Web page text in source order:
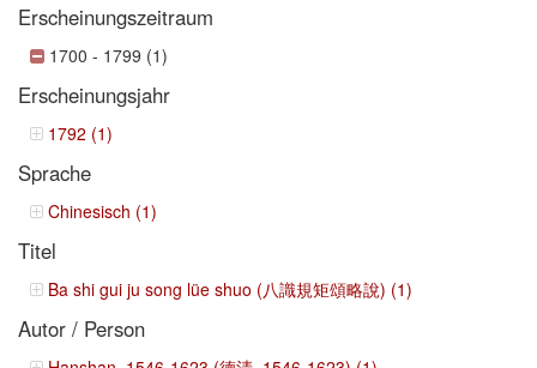
Erscheinungszeitraum
1700 - 1799 (1)
Erscheinungsjahr
1792 (1)
Sprache
Chinesisch (1)
Titel
Ba shi gui ju song lüe shuo (八識規矩頌略說) (1)
Autor / Person